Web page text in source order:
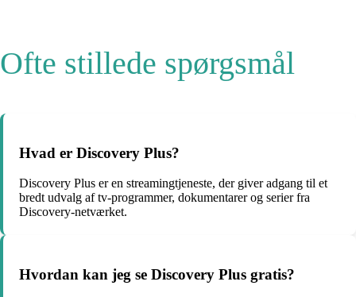
Ofte stillede spørgsmål
Hvad er Discovery Plus?
Discovery Plus er en streamingtjeneste, der giver adgang til et
bredt udvalg af tv-programmer, dokumentarer og serier fra
Discovery-netværket.
Hvordan kan jeg se Discovery Plus gratis?